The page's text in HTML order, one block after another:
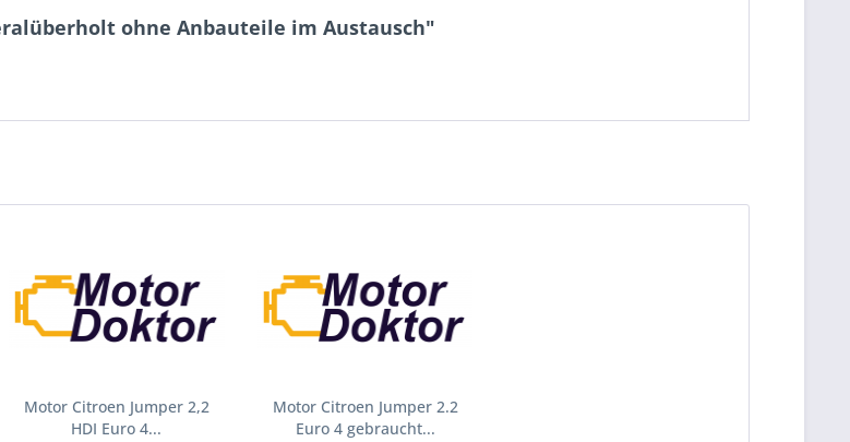
ohne Anbauteile im Austausch"
Motor Citroen Jumper 2,2
HDI Euro 4...
Motor Citroen Jumper 2.2
Euro 4 gebraucht...